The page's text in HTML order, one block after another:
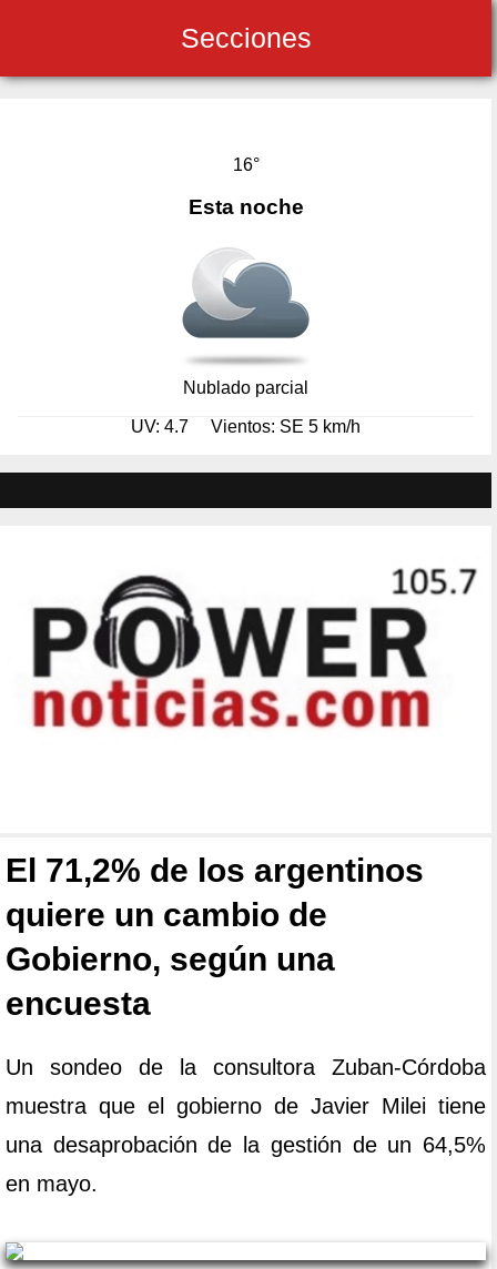
Secciones
16°
Esta noche
Nublado parcial
UV: 4.7 Vientos: SE 5 km/h
El 71,2% de los argentinos
quiere un cambio de
Gobierno, según una
encuesta
Un sondeo de la consultora Zuban-Córdoba
muestra que el gobierno de Javier Milei tiene
una desaprobación de la gestión de un 64,5%
en mayo.